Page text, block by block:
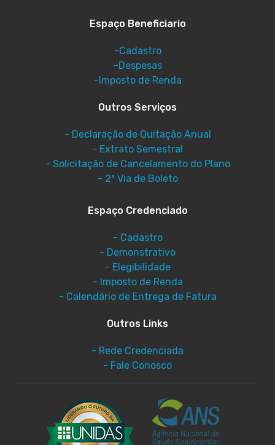
Espaço Beneficiario
-Cadastro
-Despesas
-Imposto de Renda
Outros Serviços
- Declaração de Quitação Anual
- Extrato Semestral
- Solicitação de Cancelamento do Plano
- 2ª Via de Boleto
Espaço Credenciado
- Cadastro
- Demonstrativo
- Elegibilidade
- Imposto de Renda
- Calendário de Entrega de Fatura
Outros Links
- Rede Credenciada
- Fale Conosco